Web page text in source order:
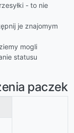
- to nie
je znajomym
mogli
statusu
paczek